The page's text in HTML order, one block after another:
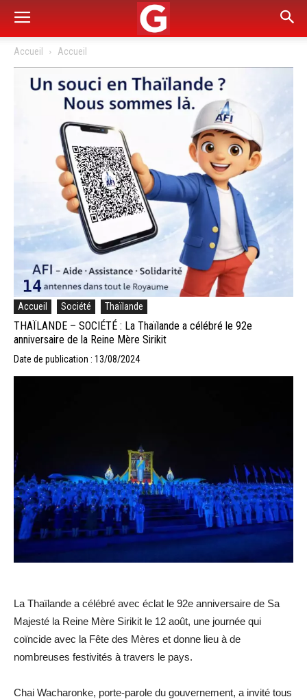
Accueil Accueil
Accueil Société Thaïlande
THAÏLANDE – SOCIÉTÉ : La Thaïlande a célébré le 92e
anniversaire de la Reine Mère Sirikit
Date de publication : 13/08/2024
La Thaïlande a célébré avec éclat le 92e anniversaire de Sa
Majesté la Reine Mère Sirikit le 12 août, une journée qui
coïncide avec la Fête des Mères et donne lieu à de
nombreuses festivités à travers le pays.
Chai Wacharonke, porte-parole du gouvernement, a invité tous